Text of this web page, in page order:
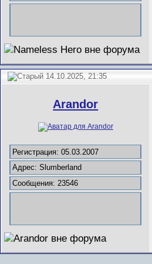
14.10.2025, 21:35
Arandor
Регистрация: 05.03.2007
Адрес: Slumberland
Сообщения: 23546